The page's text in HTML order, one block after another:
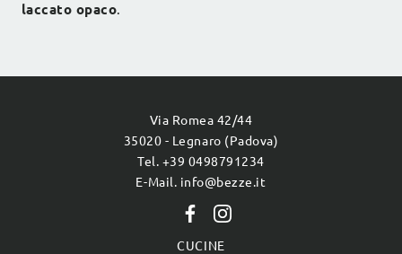
laccato opaco.
Via Romea 42/44
35020 - Legnaro (Padova)
Tel. +39 0498791234
E-Mail. info@bezze.it
CUCINE